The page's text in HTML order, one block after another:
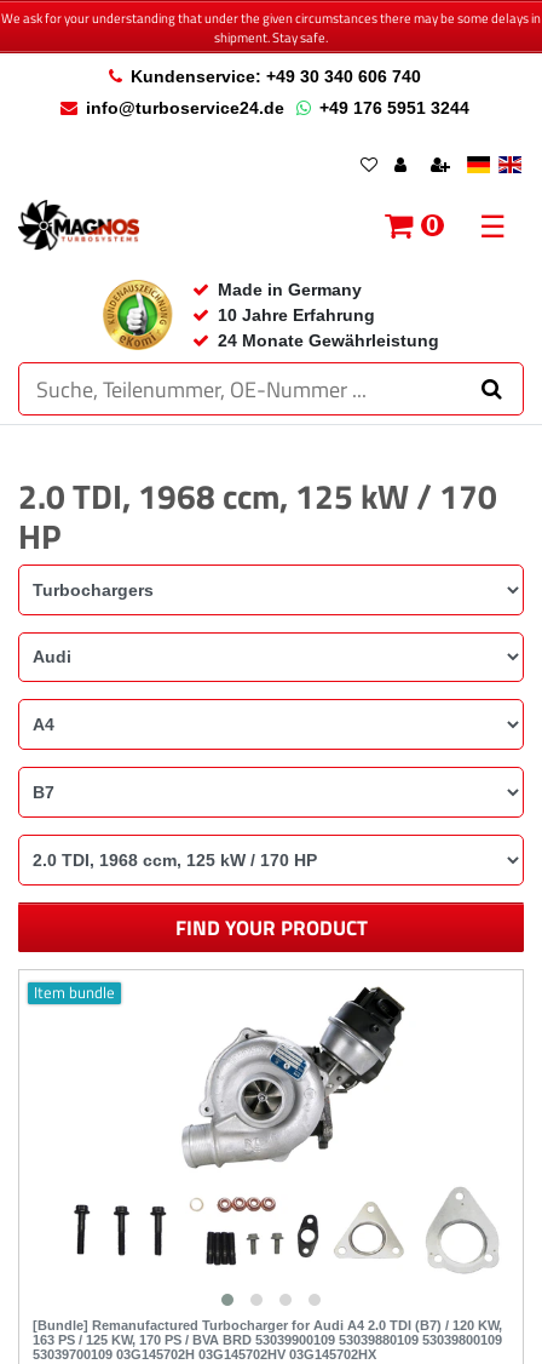
We ask for your understanding that under the given circumstances there may be some delays in
shipment. Stay safe.
Kundenservice: +49 30 340 606 740
info@turboservice24.de
+49 176 5951 3244
Made in Germany
10 Jahre Erfahrung
24 Monate Gewährleistung
0 ☰
2.0 TDI, 1968 ccm, 125 kW / 170
HP
FIND YOUR PRODUCT
Item bundle
[Bundle] Remanufactured Turbocharger for Audi A4 2.0 TDI (B7) / 120 KW,
163 PS / 125 KW, 170 PS / BVA BRD 53039900109 53039880109 53039800109
53039700109 03G145702H 03G145702HV 03G145702HX